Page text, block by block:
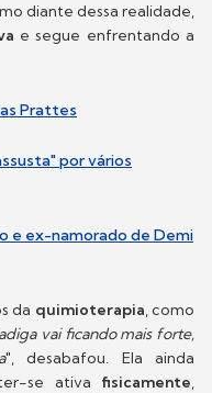
diante dessa realidade,
e segue enfrentando a
Prattes
por vários
e ex-namorado de Demi
da quimioterapia, como
vai ficando mais forte,
", desabafou. Ela ainda
se ativa fisicamente,